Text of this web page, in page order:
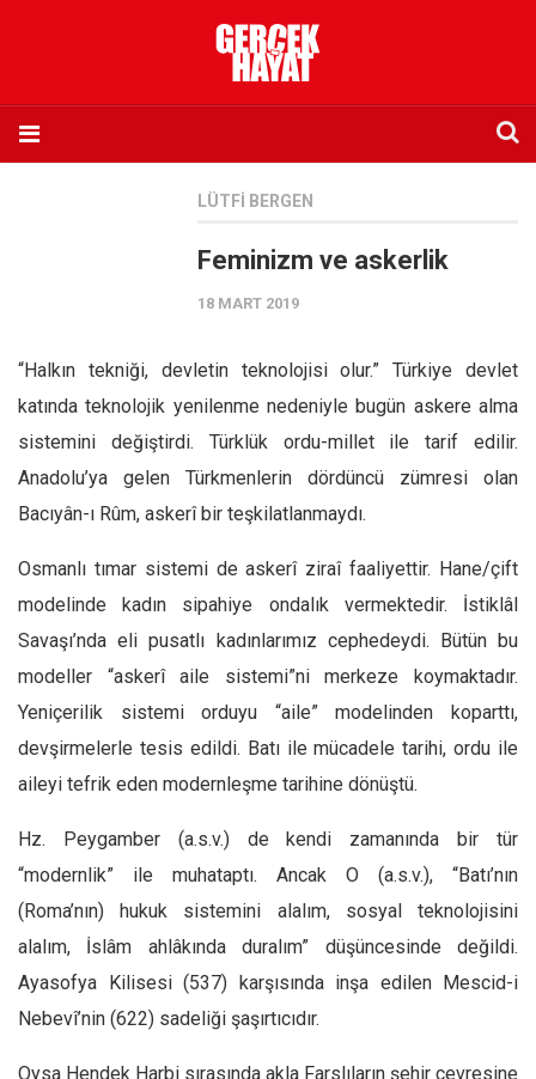
Eksik sayıların temini
Sosyal Medya
Twitter
Editörden
Yazarlar
Kemal Özer
Mahmut Toptaş
Yvonne Ridley
Barış Tarımcıoğlu
Ömer Kayani
Yusuf Armağan
Hasanali Yıldırım
Leyla Şerif Emin
Selçuk Türkyılmaz
LÜTFI BERGEN
Feminizm ve askerlik
18 MART 2019
“Halkın tekniği, devletin teknolojisi olur.” Türkiye devlet
katında teknolojik yenilenme nedeniyle bugün askere alma
sistemini değiştirdi. Türklük ordu-millet ile tarif edilir.
Anadolu’ya gelen Türkmenlerin dördüncü zümresi olan
Bacıyân-ı Rûm, askerî bir teşkilatlanmaydı.
Osmanlı tımar sistemi de askerî ziraî faaliyettir. Hane/çift
modelinde kadın sipahiye ondalık vermektedir. İstiklâl
Savaşı’nda eli pusatlı kadınlarımız cephedeydi. Bütün bu
modeller “askerî aile sistemi”ni merkeze koymaktadır.
Yeniçerilik sistemi orduyu “aile” modelinden koparttı,
devşirmelerle tesis edildi. Batı ile mücadele tarihi, ordu ile
aileyi tefrik eden modernleşme tarihine dönüştü.
Hz. Peygamber (a.s.v.) de kendi zamanında bir tür
“modernlik” ile muhataptı. Ancak O (a.s.v.), “Batı’nın
(Roma’nın) hukuk sistemini alalım, sosyal teknolojisini
alalım, İslâm ahlâkında duralım” düşüncesinde değildi.
Ayasofya Kilisesi (537) karşısında inşa edilen Mescid-i
Nebevî’nin (622) sadeliği şaşırtıcıdır.
Oysa Hendek Harbi sırasında akla Farslıların şehir çevresine